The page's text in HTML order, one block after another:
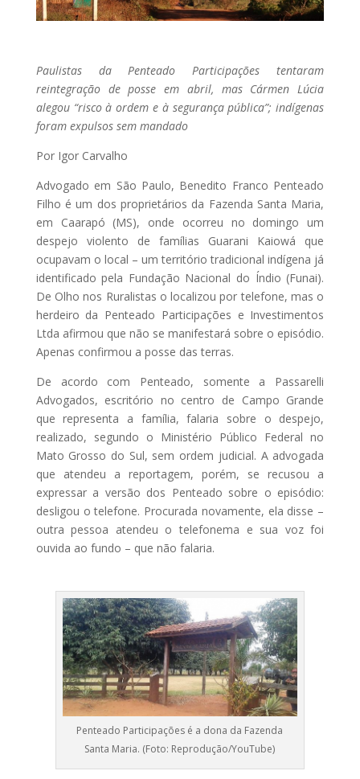
Paulistas da Penteado Participações tentaram
reintegração de posse em abril, mas Cármen Lúcia
alegou “risco à ordem e à segurança pública”; indígenas
foram expulsos sem mandado
Por Igor Carvalho
Advogado em São Paulo, Benedito Franco Penteado
Filho é um dos proprietários da Fazenda Santa Maria,
em Caarapó (MS), onde ocorreu no domingo um
despejo violento de famílias Guarani Kaiowá que
ocupavam o local – um território tradicional indígena já
identificado pela Fundação Nacional do Índio (Funai).
De Olho nos Ruralistas o localizou por telefone, mas o
herdeiro da Penteado Participações e Investimentos
Ltda afirmou que não se manifestará sobre o episódio.
Apenas confirmou a posse das terras.
De acordo com Penteado, somente a Passarelli
Advogados, escritório no centro de Campo Grande
que representa a família, falaria sobre o despejo,
realizado, segundo o Ministério Público Federal no
Mato Grosso do Sul, sem ordem judicial. A advogada
que atendeu a reportagem, porém, se recusou a
expressar a versão dos Penteado sobre o episódio:
desligou o telefone. Procurada novamente, ela disse –
outra pessoa atendeu o telefonema e sua voz foi
ouvida ao fundo – que não falaria.
Penteado Participações é a dona da Fazenda
Santa Maria. (Foto: Reprodução/YouTube)